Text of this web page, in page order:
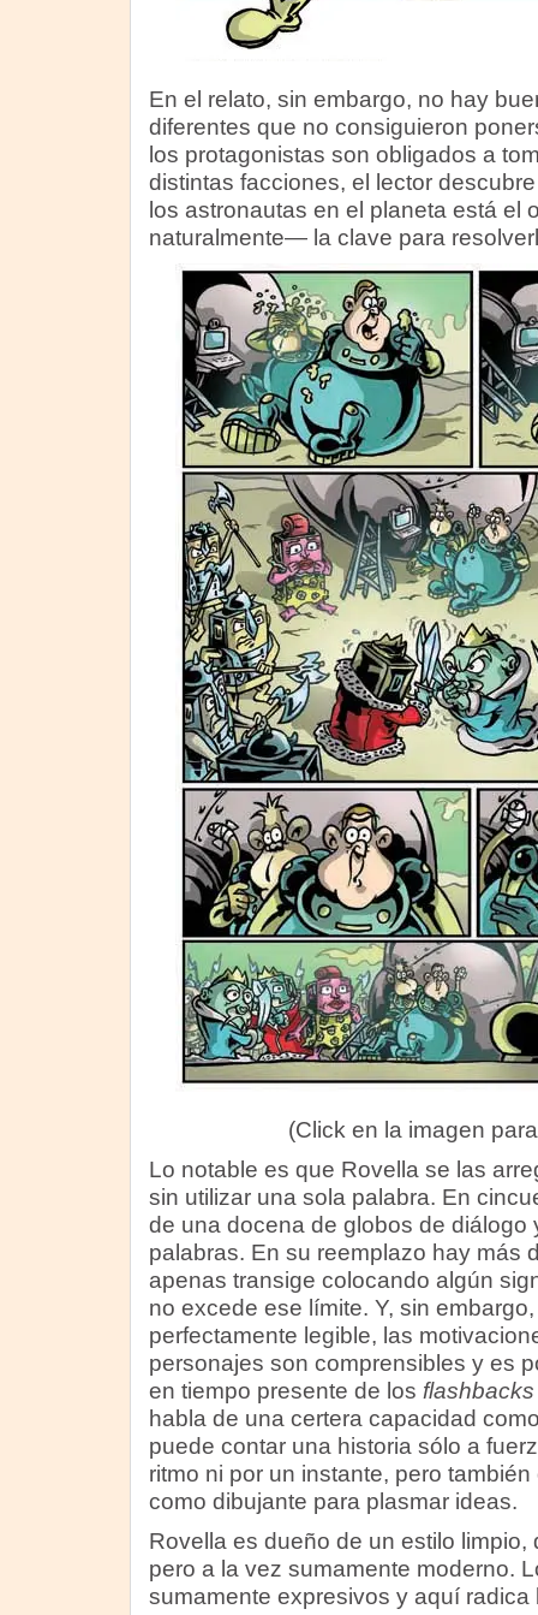
En el relato, sin embargo, no hay
diferentes que no consiguieron
los protagonistas son obligados a
distintas facciones, el lector
los astronautas en el planeta está el
naturalmente— la clave para
(Click en la imagen
Lo notable es que Rovella se las
sin utilizar una sola palabra. En
de una docena de globos de diálogo
palabras. En su reemplazo hay más
apenas transige colocando algún
no excede ese límite. Y, sin
perfectamente legible, las
personajes son comprensibles y es
en tiempo presente de los flashbacks
habla de una certera capacidad
puede contar una historia sólo a
ritmo ni por un instante, pero
como dibujante para plasmar ideas.
Rovella es dueño de un estilo limpio,
pero a la vez sumamente moderno.
sumamente expresivos y aquí radica